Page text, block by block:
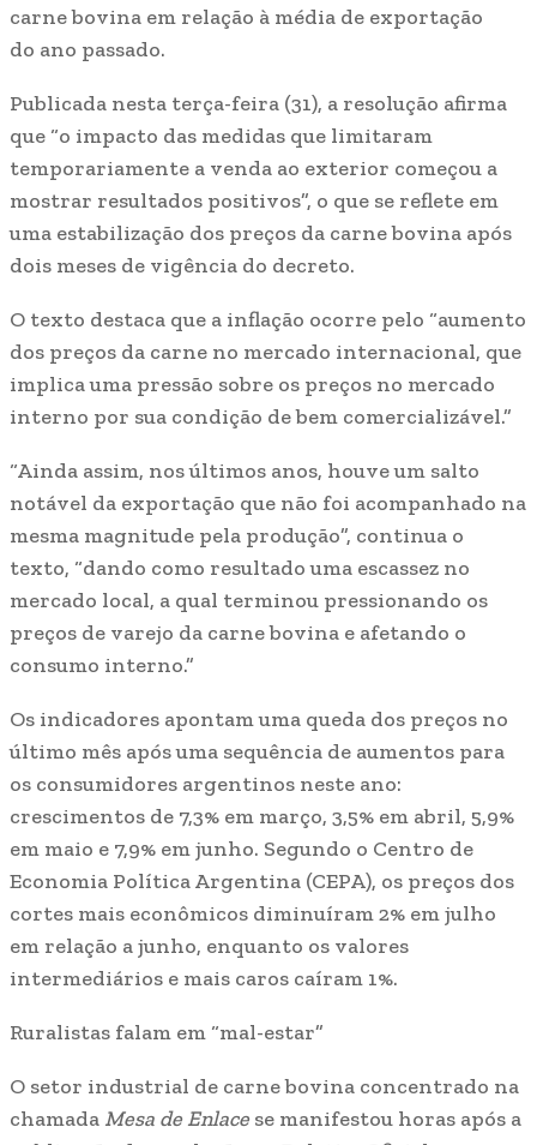
carne bovina em relação à média de exportação
do ano passado.
Publicada nesta terça-feira (31), a resolução afirma
que “o impacto das medidas que limitaram
temporariamente a venda ao exterior começou a
mostrar resultados positivos”, o que se reflete em
uma estabilização dos preços da carne bovina após
dois meses de vigência do decreto.
O texto destaca que a inflação ocorre pelo “aumento
dos preços da carne no mercado internacional, que
implica uma pressão sobre os preços no mercado
interno por sua condição de bem comercializável.”
“Ainda assim, nos últimos anos, houve um salto
notável da exportação que não foi acompanhado na
mesma magnitude pela produção”, continua o
texto, “dando como resultado uma escassez no
mercado local, a qual terminou pressionando os
preços de varejo da carne bovina e afetando o
consumo interno.”
Os indicadores apontam uma queda dos preços no
último mês após uma sequência de aumentos para
os consumidores argentinos neste ano:
crescimentos de 7,3% em março, 3,5% em abril, 5,9%
em maio e 7,9% em junho. Segundo o Centro de
Economia Política Argentina (CEPA), os preços dos
cortes mais econômicos diminuíram 2% em julho
em relação a junho, enquanto os valores
intermediários e mais caros caíram 1%.
Ruralistas falam em “mal-estar”
O setor industrial de carne bovina concentrado na
chamada Mesa de Enlacese manifestou horas após a